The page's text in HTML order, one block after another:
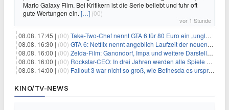
Mario Galaxy Film. Bei Kritikern ist die Serie beliebt und fuhr oft
gute Wertungen ein. […] (00)
vor 1 Stunde
08.08. 17:45 | (00) Take-Two-Chef nennt GTA 6 für 80 Euro ein „unglaubliches Schnäppchen“
08.08. 16:30 | (00) GTA 6: Netflix nennt angeblich Laufzeit der neuen Gameplay-Präsentation
08.08. 16:00 | (00) Zelda-Film: Ganondorf, Impa und weitere Darsteller sollen feststehen
08.08. 16:00 | (00) Rockstar-CEO: In drei Jahren werden alle Spiele gestreamt
08.08. 14:00 | (00) Fallout 3 war nicht so groß, wie Bethesda es ursprünglich wollte
KINO/TV-NEWS